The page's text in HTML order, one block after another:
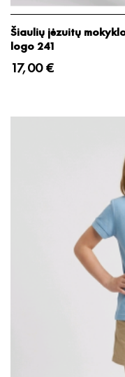
Šiaulių jėzuitų
logo 241
17,00 €